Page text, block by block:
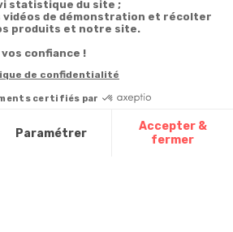
Abonnement à la
newsletter
la newsletter
Contact
50005
Messenger
Par email :
Contactez-